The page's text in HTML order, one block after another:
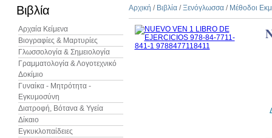
Βιβλία
Αρχαία Κείμενα
Βιογραφίες & Μαρτυρίες
Γλωσσολογία & Σημειολογία
Γραμματολογία & Λογοτεχνικό
Δοκίμιο
Γυναίκα - Μητρότητα -
Εγκυμοσύνη
Διατροφή, Βότανα & Υγεία
Δίκαιο
Εγκυκλοπαίδειες
Αρχική / Βιβλία /Ξενόγλωσσα / Μέθοδοι